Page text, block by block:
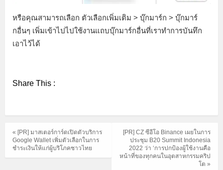
หรือคุณสามารถเลือก ตัวเลือกเพิ่มเติม > บุ๊กมาร์ก > บุ๊กมาร์
กอื่นๆ เพิ่มเข้าไปไปใช้งานแถบบุ๊กมาร์กอื่นที่เราทำการบันทึก
เอาไว้ได้
Share This :
[PR] CZ ซีอีโอ Binance เผยในการ
ประชุม B20 Summit Indonesia
2022 ว่า ‘การปกป้องผู้ใช้งานคือ
หน้าที่ของทุกคนในอุตสาหกรรมคริป
โต »
« [PR] มาสเตอร์การ์ดเปิดตัวบริการ
Google Wallet เพิ่มตัวเลือกในการ
ชำระเงินให้แก่ผู้บริโภคชาวไทย